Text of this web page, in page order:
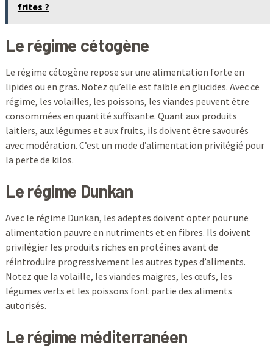
frites ?
Le régime cétogène
Le régime cétogène repose sur une alimentation forte en
lipides ou en gras. Notez qu’elle est faible en glucides. Avec ce
régime, les volailles, les poissons, les viandes peuvent être
consommées en quantité suffisante. Quant aux produits
laitiers, aux légumes et aux fruits, ils doivent être savourés
avec modération. C’est un mode d’alimentation privilégié pour
la perte de kilos.
Le régime Dunkan
Avec le régime Dunkan, les adeptes doivent opter pour une
alimentation pauvre en nutriments et en fibres. Ils doivent
privilégier les produits riches en protéines avant de
réintroduire progressivement les autres types d’aliments.
Notez que la volaille, les viandes maigres, les œufs, les
légumes verts et les poissons font partie des aliments
autorisés.
Le régime méditerranéen